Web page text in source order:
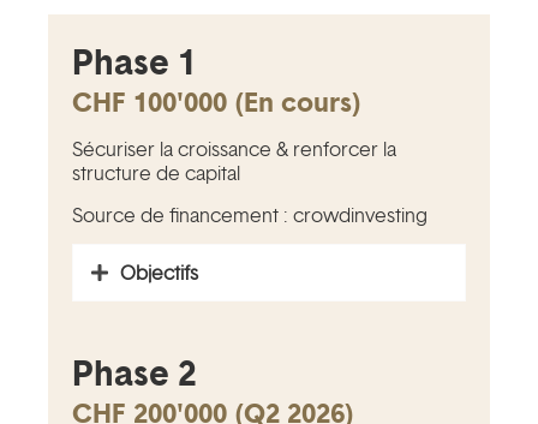
Phase 1
CHF 100'000 (En cours)
Sécuriser la croissance & renforcer la
structure de capital
Source de financement : crowdinvesting
Objectifs
Phase 2
CHF 200'000 (Q2 2026)